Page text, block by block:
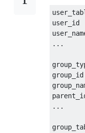
user_id
...
group_id
...